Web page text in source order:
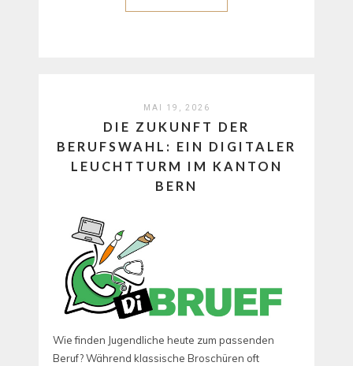
MAI 19, 2026
DIE ZUKUNFT DER
BERUFSWAHL: EIN DIGITALER
LEUCHTTURM IM KANTON
BERN
Wie finden Jugendliche heute zum passenden
Beruf? Während klassische Broschüren oft